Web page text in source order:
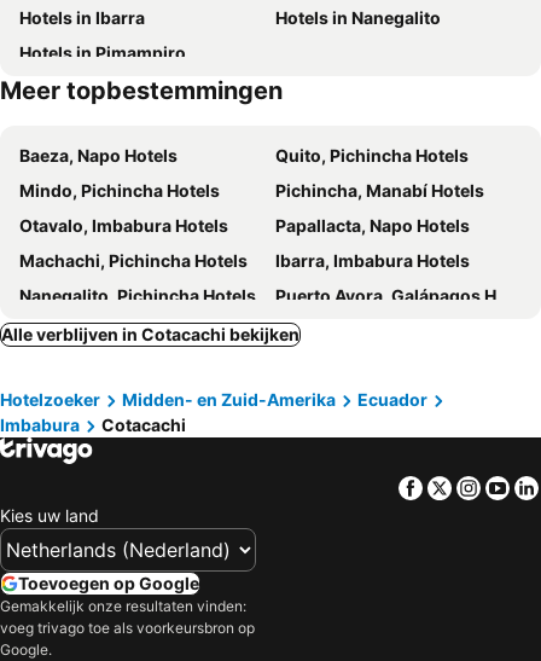
Hotels in Ibarra
Hotels in Nanegalito
Hotels in Pimampiro
Meer topbestemmingen
Baeza, Napo Hotels
Quito, Pichincha Hotels
Mindo, Pichincha Hotels
Pichincha, Manabí Hotels
Otavalo, Imbabura Hotels
Papallacta, Napo Hotels
Machachi, Pichincha Hotels
Ibarra, Imbabura Hotels
Nanegalito, Pichincha Hotels
Puerto Ayora, Galápagos Hotels
Puerto Baquerizo Moreno, Galápagos Hotels
Guayaquil, Guayas Hotels
Baños, Tungurahua Hotels
Alle verblijven in Cotacachi bekijken
Hotelzoeker Midden- en Zuid-Amerika
Ecuador
Imbabura
Cotacachi
Facebook
Twitter
Kies uw land
Toevoegen op Google
Gemakkelijk onze resultaten vinden:
voeg trivago toe als voorkeursbron op
Google.